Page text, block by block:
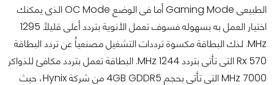
الطبيعى Gaming Mode أما فى الوضع OC Mode الذى يمكنك
اختيار العمل به بسهوله فسوف تعمل الأنوية بتردد أعلى قليلاً 1295
MHz. لذك البطاقة مكسوة ترددات التشغيل مصنعياُ عن تردد البطاقة
Rx 570 التى تأتى بتردد 1244 MHz. البطاقة تعمل بتردد مكافئ للذواكر
7000 MHz التى تأتى بحجم 4GB GDDR5 من شركة Hynix، حيث